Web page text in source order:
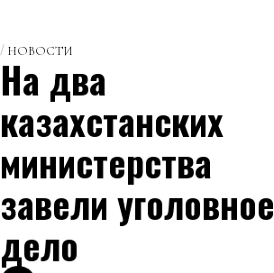
НОВОСТИ
На два
казахстанских
министерства
завели уголовное
дело